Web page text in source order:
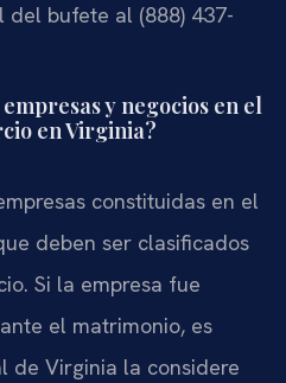
del bufete al (888) 437-
y negocios en el
en Virginia?
constituidas en el
deben ser clasificados
Si la empresa fue
el matrimonio, es
de Virginia la considere